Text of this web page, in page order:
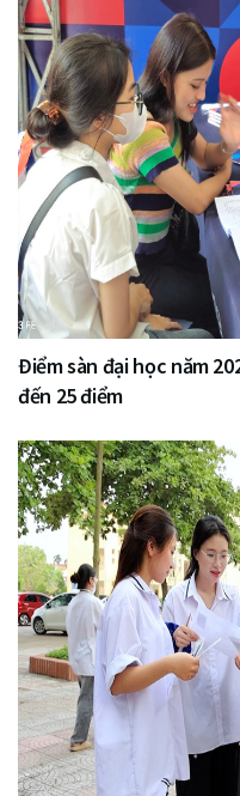
Điểm sàn đại học năm
đến 25 điểm